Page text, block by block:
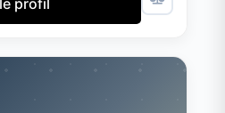
profil